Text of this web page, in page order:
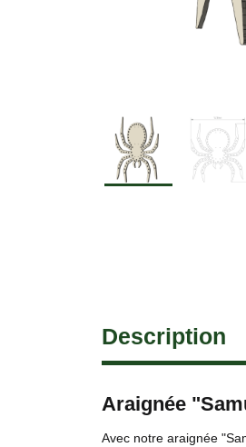
Description
Araignée
Avec notre araignée